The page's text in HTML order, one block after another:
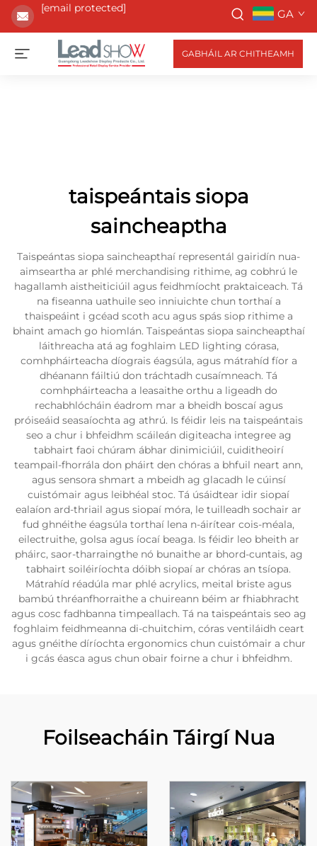
[email protected] GA
GABHÁIL AR CHITHEAMH
taispeántais siopa
saincheaptha
Taispeántas siopa saincheapthaí representál gairidín nua-
aimseartha ar phlé merchandising rithime, ag cobhrú le
hagallamh aistheiticiúil agus feidhmíocht praktaiceach. Tá
na fiseanna uathuile seo inniuichte chun torthaí a
thaispeáint i gcéad scoth acu agus spás siop rithime a
bhaint amach go hiomlán. Taispeántas siopa saincheapthaí
láithreacha atá ag foghlaim LED lighting córasa,
comhpháirteacha díograis éagsúla, agus mátrahíd fíor a
dhéanann fáiltiú don tráchtadh cusaímneach. Tá
comhpháirteacha a leasaithe orthu a ligeadh do
rechabhlócháin éadrom mar a bheidh boscaí agus
próiseáid seasaíochta ag athrú. Is féidir leis na taispeántais
seo a chur i bhfeidhm scáileán digiteacha integree ag
tabhairt faoi chúram ábhar dinimiciúil, cuiditheoirí
teampail-fhorrála don pháirt den chóras a bhfuil neart ann,
agus sensora shmart a mbeidh ag glacadh le cúinsí
cuistómair agus leibhéal stoc. Tá úsáidtear idir siopaí
ealaíon ard-thriail agus siopaí móra, le tuilleadh sochair ar
fud ghnéithe éagsúla torthaí lena n-áirítear cois-méala,
eilectruithe, golsa agus íocaí beaga. Is féidir leo bheith ar
pháirc, saor-tharraingthe nó bunaithe ar bhord-cuntais, ag
tabhairt soiléiríochta dóibh siopaí ar chóras an tsíopa.
Mátrahíd réadúla mar phlé acrylics, meital briste agus
bambú thréanfhorraithe a chuireann béim ar fhiabhracht
agus cosc fadhbanna timpeallach. Tá na taispeántais seo ag
foghlaim feidhmeanna di-chuitchim, córas ventiláidh ceart
agus gnéithe díríochta ergonomics chun cuistómair a chur
i gcás éasca agus chun obair foirne a chur i bhfeidhm.
Foilseacháin Táirgí Nua